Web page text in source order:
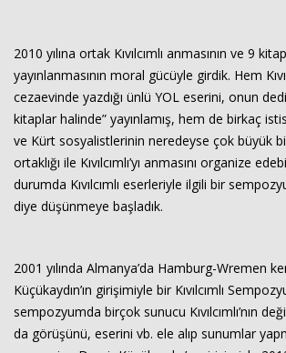
2010 yılına ortak Kıvılcımlı anmasının ve 9
yayınlanmasının moral gücüyle girdik. Hem
cezaevinde yazdığı ünlü YOL eserini, onun
kitaplar halinde” yayınlamış, hem de birkaç
ve Kürt sosyalistlerinin neredeyse çok büyük
ortaklığı ile Kıvılcımlı’yı anmasını organize
durumda Kıvılcımlı eserleriyle ilgili bir
diye düşünmeye başladık.
2001 yılında Almanya’da Hamburg-Wremen
Küçükaydın’ın girişimiyle bir Kıvılcımlı
sempozyumda birçok sunucu Kıvılcımlı’nın
da görüşünü, eserini vb. ele alıp sunumlar